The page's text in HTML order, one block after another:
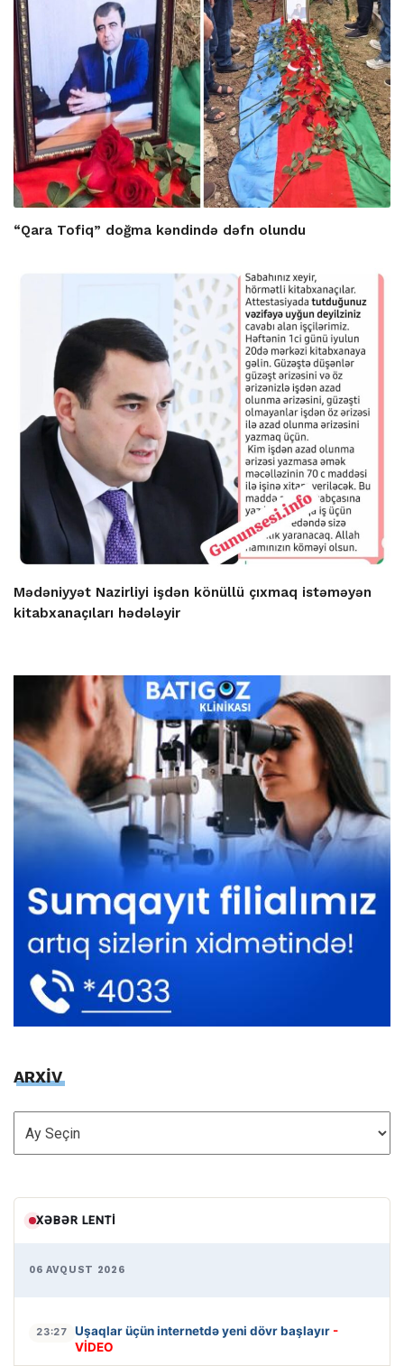
“Qara Tofiq” doğma kəndində dəfn olundu
Mədəniyyət Nazirliyi işdən könüllü çıxmaq istəməyən
kitabxanaçıları hədələyir
ARXİV
ARXİV
XƏBƏR LENTI
06 AVQUST 2026
23:27 Uşaqlar üçün internetdə yeni dövr başlayır -
VİDEO